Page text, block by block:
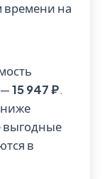
времени на
15 947 ₽.
выгодные
в